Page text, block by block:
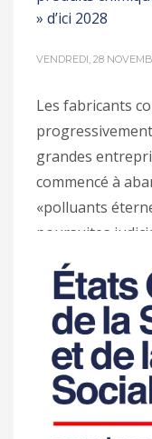
» d’ici 2028
VENDREDI, 28
Les fabricants
grandes
commencé à
«polluants
poursuites
envisage
à leur
chimiques
PUBLISHED IN